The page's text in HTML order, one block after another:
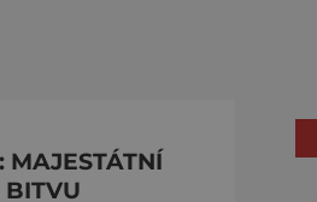
MAJESTÁTNÍ